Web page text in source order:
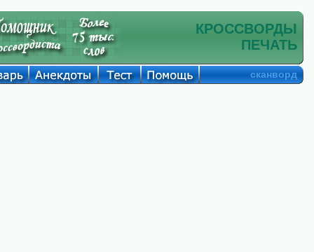
КРОССВОРДЫ
ПЕЧАТЬ
сканворд